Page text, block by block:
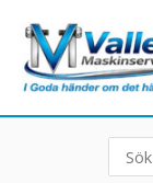
innehåll
Search
for: